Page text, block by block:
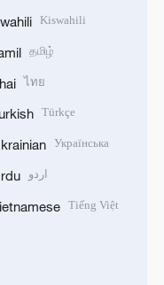
Kiswahili
தமிழ்
ไทย
Türkçe
Українська
اردو
Tiếng Việt